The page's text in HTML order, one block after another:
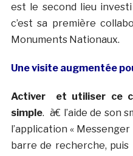
est le second lieu
c’est sa première
Monuments Nationaux.
Une visite augmentée
Activer et utiliser ce
simple. à€ l’aide de son
l’application « Messenger
barre de recherche, puis